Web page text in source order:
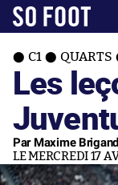
C1 QUARTS
Les
Par Maxime Brigand
LE MERCREDI 17